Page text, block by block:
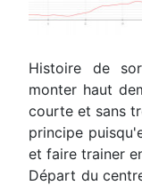
Histoire de
monter haut
courte et sans
principe
et faire trainer
Départ du